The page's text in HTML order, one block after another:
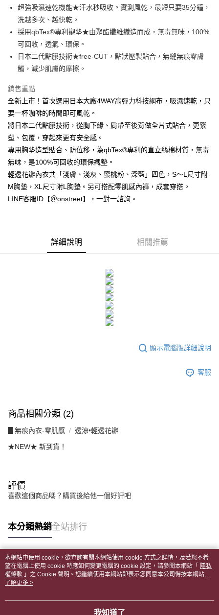
國泰世華商業銀行
兆豐國際商業銀行
臺灣中小企業銀行
匯豐（台灣）商業銀行
華泰商業銀行
聯邦商業銀行
遠東國際商業銀行
元大商業銀行
玉山商業銀行
星展（台灣）商業銀行
台新國際商業銀行
Apple Pay
街口支付
AFTEE先享後付
【關於「AFTEE先享後付」】
AFTEE先享後付是「在收到商品之後才付款」的支付方式。 讓您購物簡單
便利好安心！
１．簡單：不需註冊會員、不需綁卡、不需儲值。
２．便利：只要手機號碼，簡訊認證，即可結帳。
３．安心：先確認商品／服務後，再付款。
【「AFTEE先享後付」結帳流程】
１．於結帳方式選擇「AFTEE先享後付」後，將跳轉至「AFTEE先享後付」
結帳頁面，進行簡訊認證並確認金額後，即可完成結帳。
２．訂單成立數日內，您將收到繳費通知簡訊。
３．收到繳費通知簡訊後14天內，點擊此簡訊中的連結，可透過四大超商／
ATM／網路銀行／等多元方式進行付款，方視為交易完成。
是否繳費成功／繳費後需取消欲退款等相關疑問，請聯繫「AFTEE先享後付
客戶支援中心」https://netprotections.freshdesk.com/support/home
１．透過由恩沛科技股份有限公司提供之「AFTEE先享後付」服務完成之交
易，需依本服務之必要範圍內提供個人資料，並將交易相關給付款項請求債
２．關於個人資料處理事宜，請瀏覽以下網址：
３．未成年的使用者請事先徵得法定代理人或監護人之同意方可使用
４．使用「AFTEE先享後付」時，將依據個別帳號之用戶狀況，依本公司即
５．嚴禁一人註冊多個帳號或使用他人資訊註冊。若發現惡意使用之情形，
ATM付款
運送方式
全家付款取貨
每筆NT$80，滿NT$1,500(含以上)免運費
付款後全家取貨
每筆NT$80，滿NT$1,500(含以上)免運費
7-11付款取貨
每筆NT$80，滿NT$1,500(含以上)免運費
每筆NT$80，滿NT$1,500(含以上)免運費
超強吸濕速乾機能★汗水秒吸收。實測風乾，最短只要35分鐘，
洗越多次、越快乾。
採用qbTex®專利襯墊★由聚酯纖維織造而成，無毒無味，100%
可回收，透氣、環保。
日本二代點膠技術★free-CUT，點狀壓製貼合，無縫無痕零膚
觸，減少肌膚的摩擦。
銷售重點
全新上市！首次選用日本大廠4WAY高彈力科技網布，吸濕速乾，只
要一杯咖啡的時間即可風乾。
將日本二代點膠技術，從胸下緣、肩帶至後背做全片式貼合，更緊
塑、包覆，穿起來更有安全感。
專用胸墊造型貼合、防位移，為qbTex®專利的直立絲棉材質，無毒
無味，是100%可回收的環保襯墊。
輕透花瓣內衣共「淺膚、淺灰、蜜桃粉、深藍」四色，S～L尺寸附
M胸墊，XL尺寸附L胸墊。另可搭配零肌感內褲，成套穿搭。
LINE客服ID【＠onstreet】，一對一諮詢。
詳細說明 相關推薦
顯示電腦版詳細說明
客服
商品相關分類 (2)
▊無痕內衣-零肌感 透涼•輕透花瓣
★NEW★ 新到貨！
評價
喜歡這個商品嗎？購買後給他一個好評吧
本分類熱銷全站排行
熱門標籤
本網站中使用 cookie，欲查詢有關本網站使用 cookie 方式之詳情，及若您不希
望在電腦上使用 cookie 時應如何變更電腦的 cookie 設定，請參閱本網站「 隱私
權條款 」之 Cookie 聲明。您繼續使用本網站即表示您同意本公司得按本網站使
用條款之 Cookie 聲明使用 cookie。
了解更多 >
我知道了